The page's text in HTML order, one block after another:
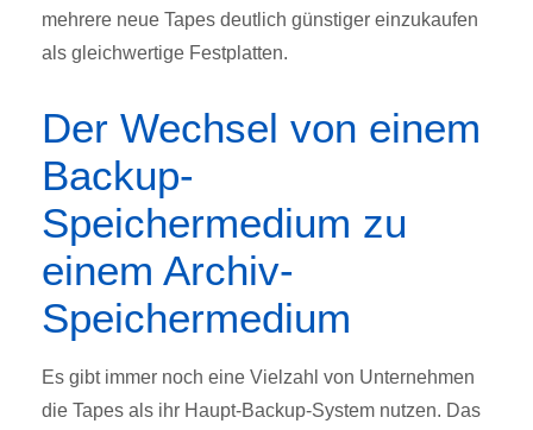
mehrere neue Tapes deutlich günstiger einzukaufen
als gleichwertige Festplatten.
Der Wechsel von einem
Backup-
Speichermedium zu
einem Archiv-
Speichermedium
Es gibt immer noch eine Vielzahl von Unternehmen
die Tapes als ihr Haupt-Backup-System nutzen. Das